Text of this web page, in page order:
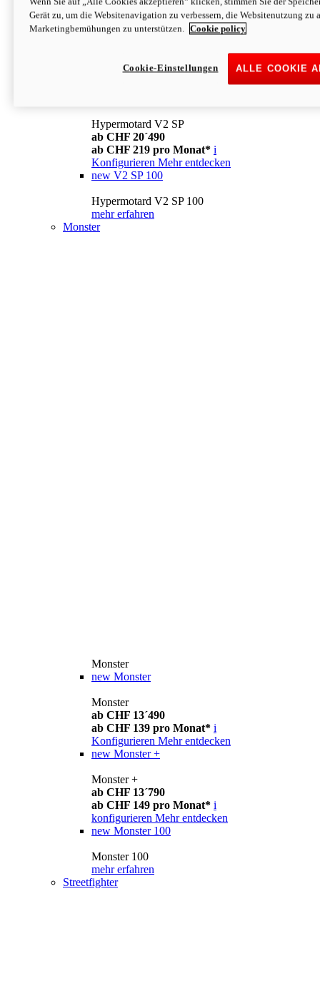
Konfigurieren Mehr entdecken
newV2
ab CHF 169 pro Monat* i
Mehr entdecken
Hypermotard V2 SP
ab CHF 20´490
ab CHF 219 pro Monat* i
Konfigurieren Mehr entdecken
new V2 SP 100
Hypermotard V2 SP 100
mehr erfahren
Monster
Monster
new Monster
Monster
ab CHF 13´490
ab CHF 139 pro Monat* i
Konfigurieren Mehr entdecken
new Monster +
Monster +
ab CHF 13´790
ab CHF 149 pro Monat* i
konfigurieren Mehr entdecken
new Monster 100
Monster 100
mehr erfahren
Streetfighter
Gerät zu, um die Websitenavigation zu verbessern, die Websitenutzung zu
Marketingbemühungen zu unterstützen.
Cookie policy
ALLE COOKIE
Cookie-Einstellungen